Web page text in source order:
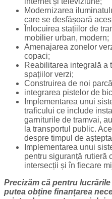
Modernizarea
care se desfășoară
Înlocuirea stațiilor de
mobilier urban, modern;
Amenajarea zonelor
copaci;
Reabilitarea integrală a
spațiilor verzi;
Construirea de noi
integrarea pistelor de
Implementarea unui
traficului ce include
garniturile de tramvai,
la transportul public.
despre timpul de
Implementarea unui
pentru siguranță rutieră
intersecții și în fiecare
Precizăm că pentru
putea obține finanțarea